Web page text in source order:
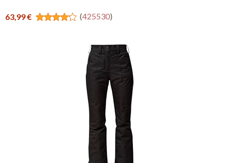
63,99 € (425530)